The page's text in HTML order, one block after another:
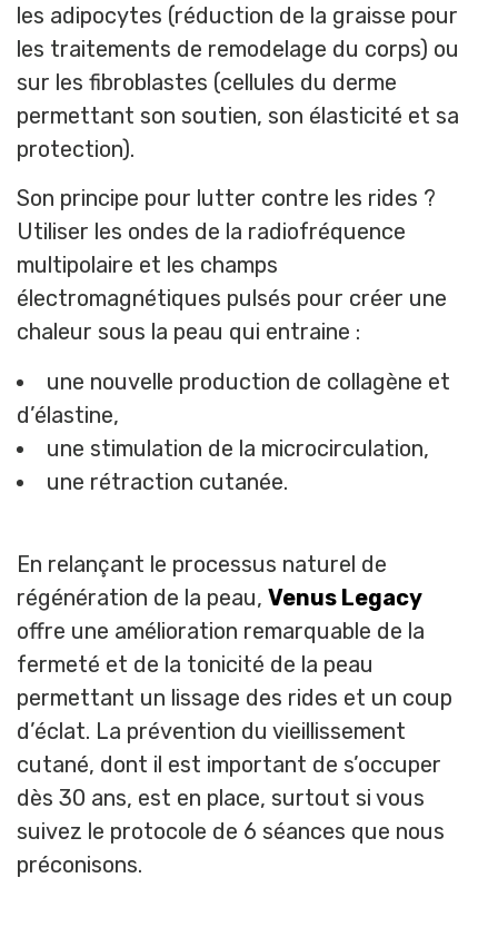
les adipocytes (réduction de la graisse pour
les traitements de remodelage du corps) ou
sur les fibroblastes (cellules du derme
permettant son soutien, son élasticité et sa
protection).
Son principe pour lutter contre les rides ?
Utiliser les ondes de la radiofréquence
multipolaire et les champs
électromagnétiques pulsés pour créer une
chaleur sous la peau qui entraine :
une nouvelle production de collagène et
d’élastine,
une stimulation de la microcirculation,
une rétraction cutanée.
En relançant le processus naturel de
régénération de la peau, Venus Legacy
offre une amélioration remarquable de la
fermeté et de la tonicité de la peau
permettant un lissage des rides et un coup
d’éclat. La prévention du vieillissement
cutané, dont il est important de s’occuper
dès 30 ans, est en place, surtout si vous
suivez le protocole de 6 séances que nous
préconisons.